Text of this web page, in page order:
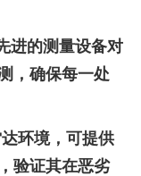
进的测量设备对
，确保每一处
环境，可提供
验证其在恶劣